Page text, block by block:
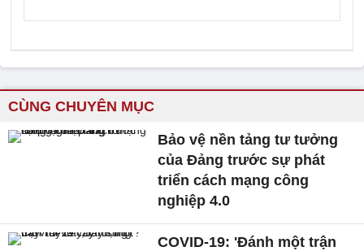
CÙNG CHUYÊN MỤC
Bảo vệ nền tảng tư tưởng
của Đảng trước sự phát
triển cách mạng công
nghiệp 4.0
COVID-19: 'Đánh một trận